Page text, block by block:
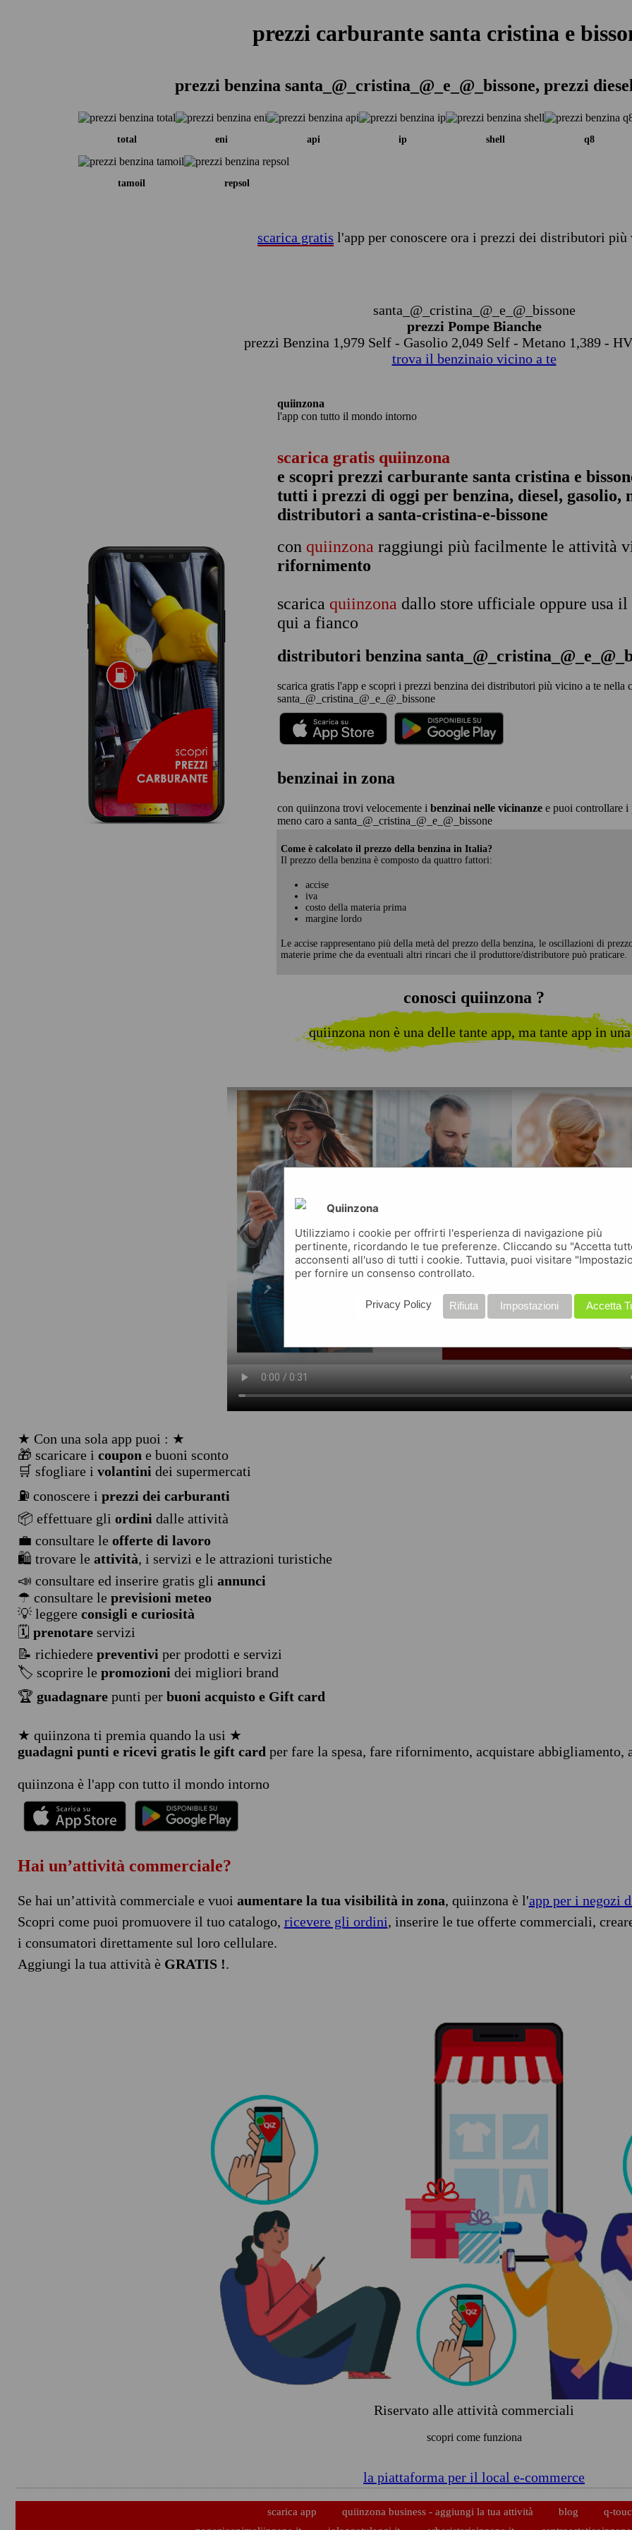
prezzi carburante santa cristina e
prezzi benzina santa_@_cristina_@_e_@_bissone, prezzi
total eni api ip shell q8
tamoil repsol
scarica gratis l'app per conoscere ora i prezzi dei distributori più
santa_@_cristina_@_e_@_bissone
prezzi Pompe Bianche
prezzi Benzina 1,979 Self - Gasolio 2,049 Self - Metano 1,389 -
trova il benzinaio vicino a te
quiinzona
l'app con tutto il mondo intorno
scarica gratis quiinzona
e scopri prezzi carburante santa cristina e
tutti i prezzi di oggi per benzina, diesel, gasolio,
distributori a santa-cristina-e-bissone
con quiinzona raggiungi più facilmente le attività
rifornimento
scarica quiinzona dallo store ufficiale oppure usa il
qui a fianco
distributori benzina
scarica gratis l'app e scopri i prezzi benzina dei distributori più vicino a te nella
santa_@_cristina_@_e_@_bissone
benzinai in zona
con quiinzona trovi velocemente i benzinai nelle vicinanze e puoi controllare i
meno caro a santa_@_cristina_@_e_@_bissone
Come è calcolato il prezzo della benzina in Italia?
Il prezzo della benzina è composto da quattro fattori:
accise
iva
costo della materia prima
margine lordo
Le accise rappresentano più della metà del prezzo della benzina, le oscillazioni di
materie prime che da eventuali altri rincari che il produttore/distributore può praticare.
conosci quiinzona ?
quiinzona non è una delle tante app, ma tante app in
★ Con una sola app puoi : ★
🎁 scaricare i coupon e buoni sconto
🛒 sfogliare i volantini dei supermercati
⛽ conoscere i prezzi dei carburanti
📦 effettuare gli ordini dalle attività
💼 consultare le offerte di lavoro
🛍️ trovare le attività, i servizi e le attrazioni turistiche
📣 consultare ed inserire gratis gli annunci
☂ consultare le previsioni meteo
💡 leggere consigli e curiosità
🗓️ prenotareservizi
📝 richiedere preventivi per prodotti e servizi
🏷️ scoprire le promozioni dei migliori brand
🏆 guadagnarepunti per buoni acquisto e Gift card
★ quiinzona ti premia quando la usi ★
guadagni punti e ricevi gratis le gift card per fare la spesa, fare rifornimento, acquistare abbigliamento,
quiinzona è l'app con tutto il mondo intorno
Hai un’attività commerciale?
Se hai un’attività commerciale e vuoi aumentare la tua visibilità in zona, quiinzona è l'app per i negozi
Scopri come puoi promuovere il tuo catalogo, ricevere gli ordini, inserire le tue offerte commerciali,
i consumatori direttamente sul loro cellulare.
Aggiungi la tua attività è GRATIS !.
Riservato alle attività commerciali
scopri come funziona
la piattaforma per il local e-commerce
scarica app quiinzona business - aggiungi la tua attività blog
q-
Quiinzona
Utilizziamo i cookie per offrirti l'esperienza di navigazione più
pertinente, ricordando le tue preferenze. Cliccando su "Accetta
acconsenti all'uso di tutti i cookie. Tuttavia, puoi visitare
per fornire un consenso controllato.
Accetta
Impostazioni
Rifiuta
Privacy Policy